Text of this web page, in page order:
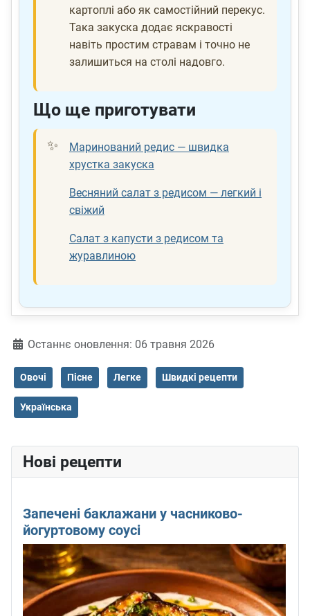
картоплі або як самостійний перекус.
Така закуска додає яскравості
навіть простим стравам і точно не
залишиться на столі надовго.
Що ще приготувати
Маринований редис — швидка
хрустка закуска
Весняний салат з редисом — легкий і
свіжий
Салат з капусти з редисом та
журавлиною
ДеталіОстаннє оновлення: 06 травня 2026
Овочі Пісне Легке Швидкі рецепти
Українська
Нові рецепти
Запечені баклажани у часниково-
йогуртовому соусі